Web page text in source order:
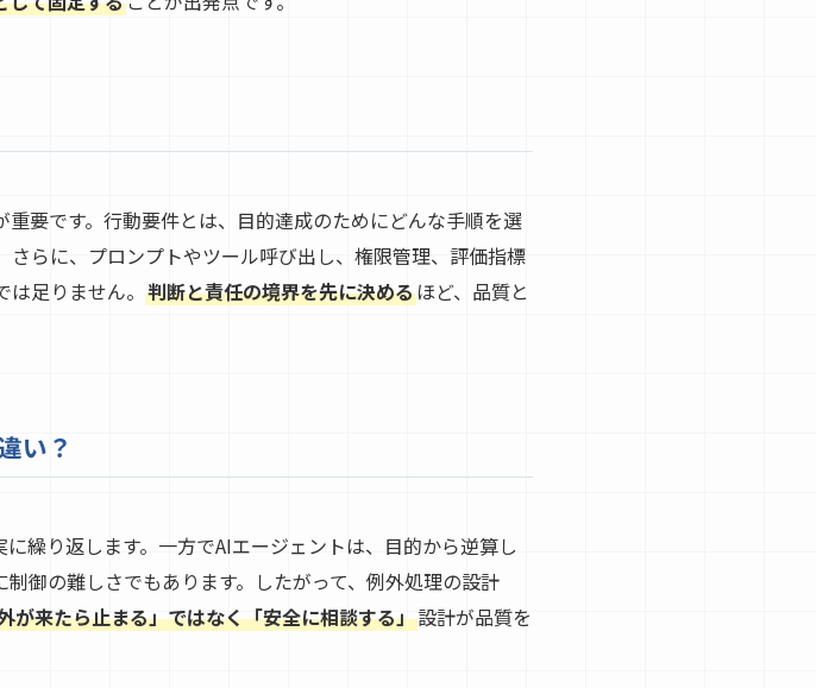
要です。行動要件とは、目的達成のためにどんな手順を選
らに、プロンプトやツール呼び出し、権限管理、評価指標
足りません。 判断と責任の境界を先に決めるほど、品質と
い？
繰り返します。一方でAIエージェントは、目的から逆算し
御の難しさでもあります。したがって、例外処理の設計
が来たら止まる」ではなく「安全に相談する」設計が品質を